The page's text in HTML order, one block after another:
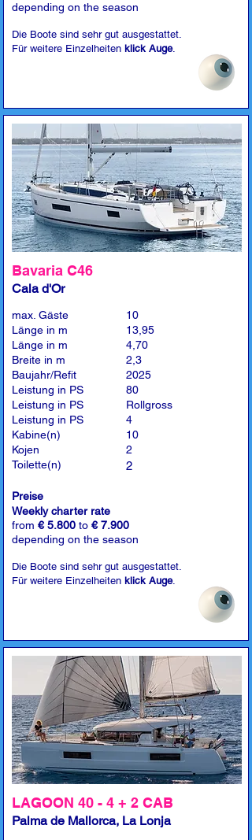
depending on the season
Die Boote sind sehr gut ausgestattet.
Für weitere Einzelheiten klick Auge.
Bavaria C46
Cala d'Or
max. Gäste
Länge in m
Länge in m
Breite in m
Baujahr/Refit
Leistung in PS
Leistung in PS
Leistung in PS
Kabine(n)
Kojen
Toilette(n)
10
13,95
4,70
2,3
2025
80
Rollgross
4
10
2
2
Preise
Weekly charter rate
from € 5.800 to € 7.900
depending on the season
Die Boote sind sehr gut ausgestattet.
Für weitere Einzelheiten klick Auge.
LAGOON 40 - 4 + 2 CAB
Palma de Mallorca, La Lonja